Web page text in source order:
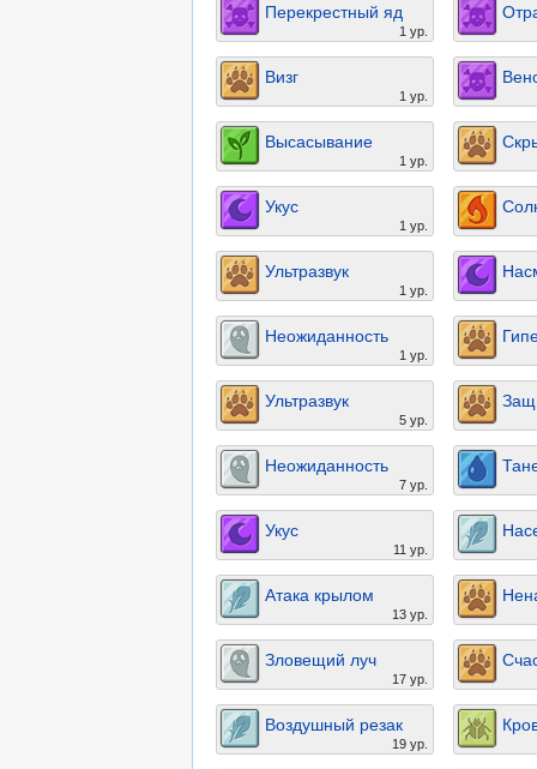
Перекрестный яд
1 ур.
Визг
1 ур.
Высасывание
1 ур.
Укус
1 ур.
Ультразвук
1 ур.
Неожиданность
1 ур.
Ультразвук
5 ур.
Неожиданность
7 ур.
Укус
11 ур.
Атака крылом
13 ур.
Зловещий луч
17 ур.
Воздушный резак
19 ур.